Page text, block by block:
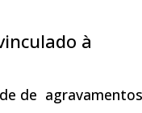
à
de agravamentos